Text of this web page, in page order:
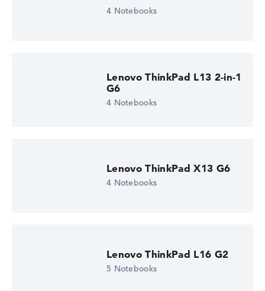
Wir freuen uns über dein Feedback
4 Notebooks
Lenovo ThinkPad L13 2-in-1
G6
4 Notebooks
Lenovo ThinkPad X13 G6
4 Notebooks
Lenovo ThinkPad L16 G2
5 Notebooks